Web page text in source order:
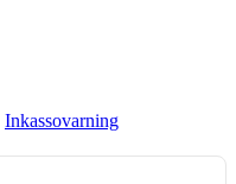
Inkassovarning